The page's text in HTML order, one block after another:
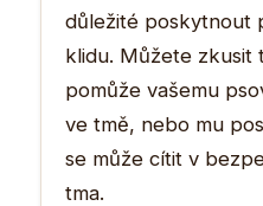
důležité poskytnout
klidu. Můžete zkusit
pomůže vašemu
ve tmě, nebo mu
se může cítit v
tma.